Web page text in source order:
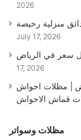
2026
منزلية رخيصة
July 17, 2026
سعر في الرياض
17, 2026
| مظلات احواش
قماش الاحواش
مظلات وسواتر